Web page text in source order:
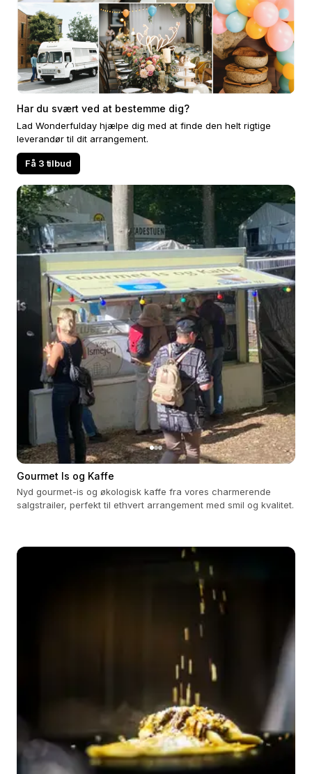
Har du svært ved at bestemme dig?
Lad Wonderfulday hjælpe dig med at finde den helt rigtige
leverandør til dit arrangement.
Få 3 tilbud
Gourmet Is og Kaffe
Nyd gourmet-is og økologisk kaffe fra vores charmerende
salgstrailer, perfekt til ethvert arrangement med smil og kvalitet.